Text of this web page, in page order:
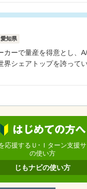
愛知県
カーで量産を得意とし、
界シェアトップを誇って
応援するＵ･Ｉターン支援サ
の使い方
じもナビの使い方